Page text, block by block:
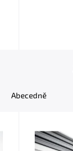
Abecedně